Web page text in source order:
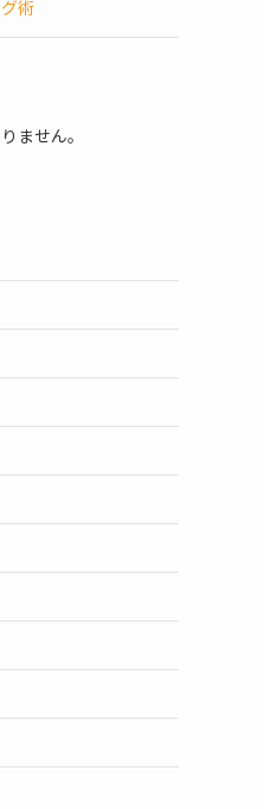
術
ません。